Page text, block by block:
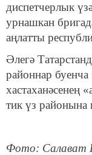
диспетчерлык
урнашкан
аңлатты
Әлегә
районнар
тик үз районына
Фото: Салават